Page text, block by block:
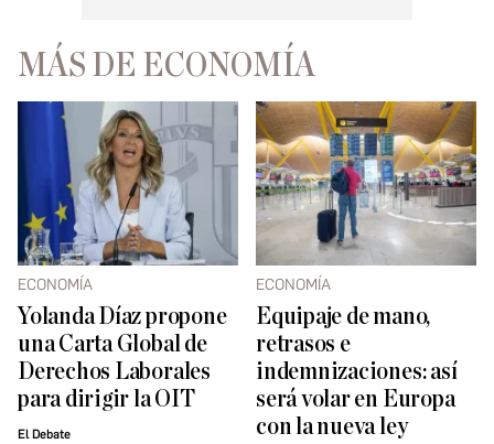
MÁS DE ECONOMÍA
ECONOMÍA
Yolanda Díaz propone
una Carta Global de
Derechos Laborales
para dirigir la OIT
El Debate
ECONOMÍA
Equipaje de mano,
retrasos e
indemnizaciones: así
será volar en Europa
con la nueva ley